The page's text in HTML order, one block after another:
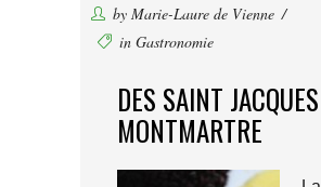
by Marie-Laure de Vienne
in Gastronomie
DES SAINT
MONTMARTRE